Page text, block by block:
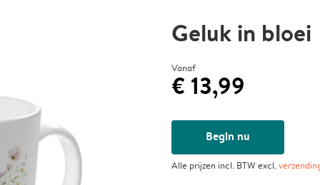
Geluk in bloei
Vanaf
€ 13,99
Begin nu
Alle prijzen incl. BTW excl.